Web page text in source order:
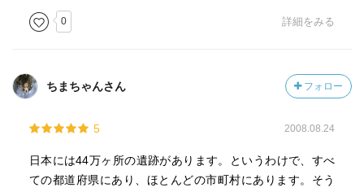
0 詳細をみる
ちまちゃんさん フォロー
5 2008.08.24
日本には44万ヶ所の遺跡があります。というわけで、すべ
ての都道府県にあり、ほとんどの市町村にあります。そう